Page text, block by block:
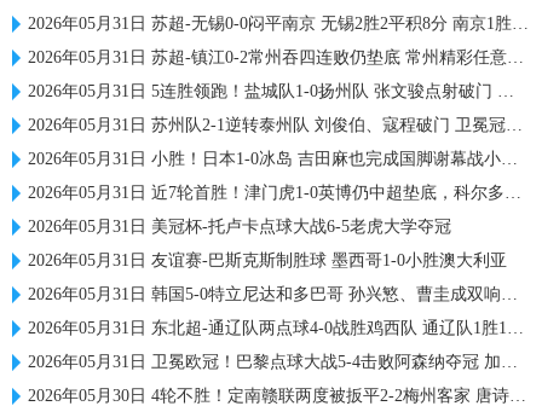
2026年05月31日 苏超-无锡0-0闷平南京 无锡2胜2平积8分 南京1胜2平1负积5分
2026年05月31日 苏超-镇江0-2常州吞四连败仍垫底 常州精彩任意球配合李霄鹏破门
2026年05月31日 5连胜领跑！盐城队1-0扬州队 张文骏点射破门 扬州队5场仅1胜
2026年05月31日 苏州队2-1逆转泰州队 刘俊伯、寇程破门 卫冕冠军新赛季1胜3负
2026年05月31日 小胜！日本1-0冰岛 吉田麻也完成国脚谢幕战小川航基替补头球绝杀
2026年05月31日 近7轮首胜！津门虎1-0英博仍中超垫底，科尔多瓦处子球制胜
2026年05月31日 美冠杯-托卢卡点球大战6-5老虎大学夺冠
2026年05月31日 友谊赛-巴斯克斯制胜球 墨西哥1-0小胜澳大利亚
2026年05月31日 韩国5-0特立尼达和多巴哥 孙兴慜、曹圭成双响曹侑珉、裴峻浩伤退
2026年05月31日 东北超-通辽队两点球4-0战胜鸡西队 通辽队1胜1平鸡西队遭遇2连败
2026年05月31日 卫冕欧冠！巴黎点球大战5-4击败阿森纳夺冠 加布里埃尔、埃泽失点
2026年05月30日 4轮不胜！定南赣联两度被扳平2-2梅州客家 唐诗世界波冯刚破门